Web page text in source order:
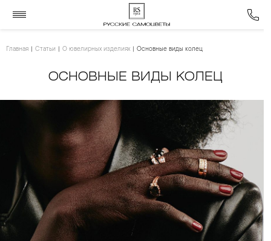
Главная Статьи О ювелирных изделиях Основные виды колец
ОСНОВНЫЕ ВИДЫ КОЛЕЦ